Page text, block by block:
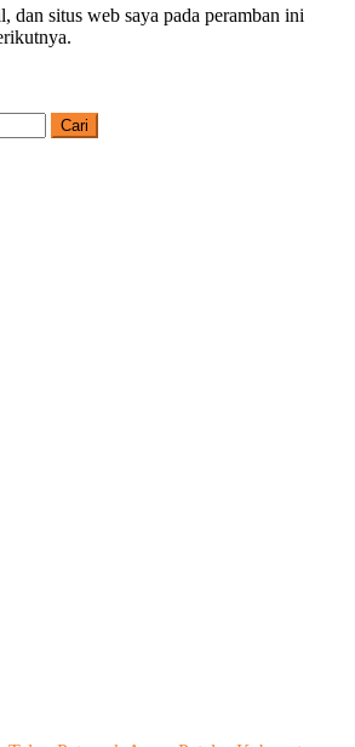
dan situs web saya pada peramban ini